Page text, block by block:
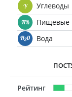
Углеводы
Пищевые
Вода
Рейтинг